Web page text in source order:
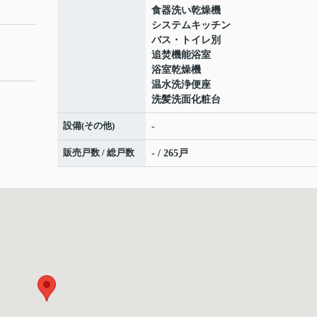
食器洗い乾燥機
システムキッチン
バス・トイレ別
追焚機能浴室
浴室乾燥機
温水洗浄便座
洗髪洗面化粧台
設備(その他) -
販売戸数 / 総戸数 - / 265戸